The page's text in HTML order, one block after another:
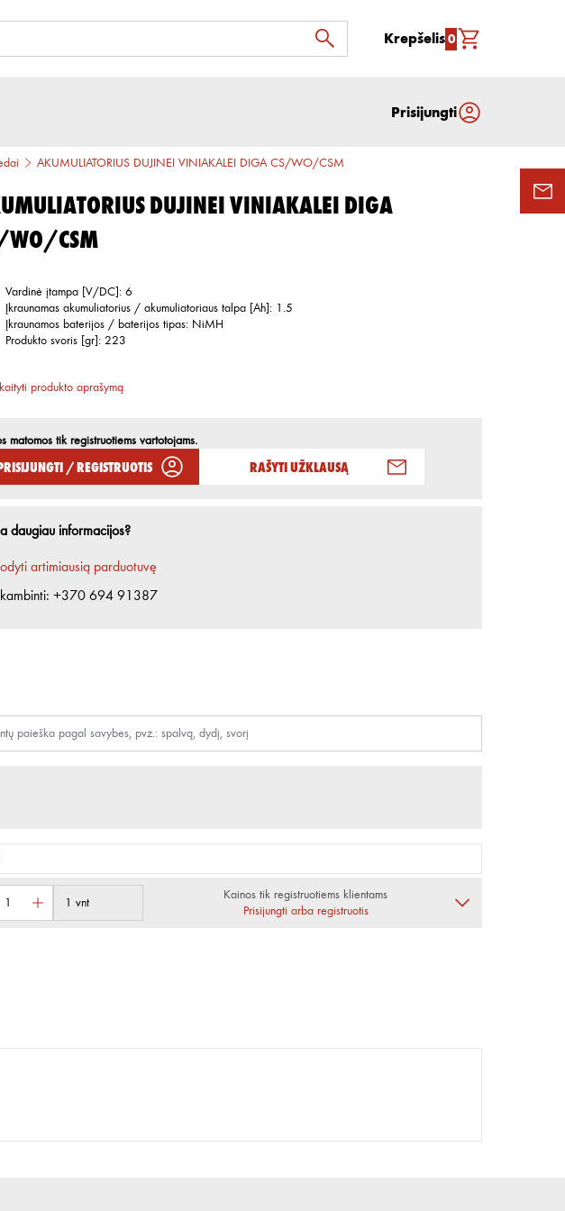
Krepšelis0
Prisijungti
AKUMULIATORIUS DUJINEI VINIAKALEI DIGA CS/WO/CSM
DUJINEI VINIAKALEI DIGA
WO/CSM
Vardinė įtampa [V/DC] : 6
Įkraunamas akumuliatorius / akumuliatoriaus talpa [Ah] : 1.5
Įkraunamos baterijos / baterijos tipas: NiMH
Produkto svoris [gr] : 223
produkto aprašymą
matomos tik registruotiems vartotojams.
/ Registruotis Rašyti užklausą
daugiau informacijos?
artimiausią parduotuvę
+370 694 91387
1 vnt
Kainos tik registruotiems klientams
Prisijungti arba registruotis